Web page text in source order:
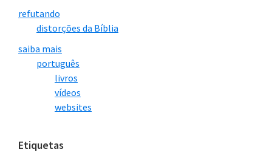
refutando
distorções da Bíblia
saiba mais
português
livros
vídeos
websites
Etiquetas